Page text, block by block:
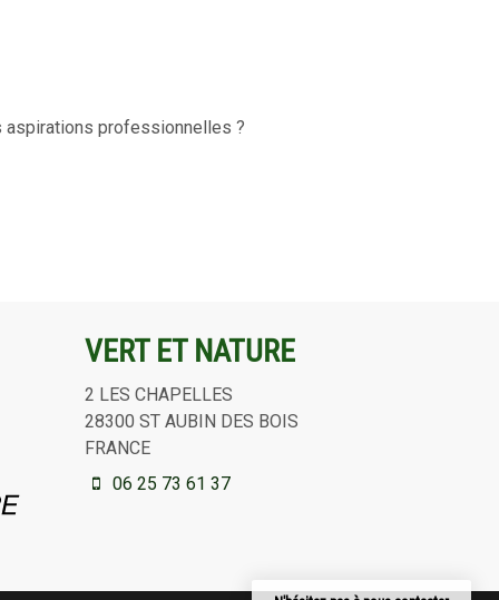
aspirations professionnelles ?
VERT ET NATURE
2 LES CHAPELLES
28300 ST AUBIN DES BOIS
FRANCE
06 25 73 61 37